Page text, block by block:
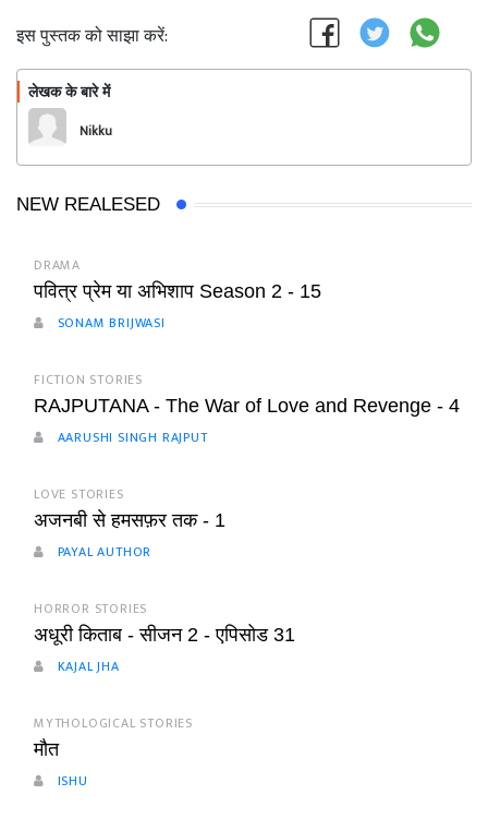
इस पुस्तक को साझा करें:
लेखक के बारे में
Nikku
NEW REALESED
DRAMA
पवित्र प्रेम या अभिशाप Season 2 - 15
SONAM BRIJWASI
FICTION STORIES
RAJPUTANA - The War of Love and Revenge - 4
AARUSHI SINGH RAJPUT
LOVE STORIES
अजनबी से हमसफ़र तक - 1
PAYAL AUTHOR
HORROR STORIES
अधूरी किताब - सीजन 2 - एपिसोड 31
KAJAL JHA
MYTHOLOGICAL STORIES
मौत
ISHU